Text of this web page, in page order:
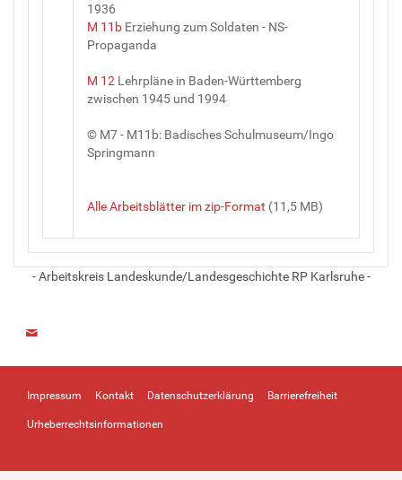
1936
M 11b Erziehung zum Soldaten - NS-
Propaganda
M 12 Lehrpläne in Baden-Württemberg
zwischen 1945 und 1994
© M7 - M11b: Badisches Schulmuseum/Ingo
Springmann
Alle Arbeitsblätter im zip-Format (11,5 MB)
- Arbeitskreis Landeskunde/Landesgeschichte RP Karlsruhe -
Impressum Kontakt Datenschutzerklärung Barrierefreiheit
Urheberrechtsinformationen